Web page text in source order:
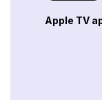
Apple TV